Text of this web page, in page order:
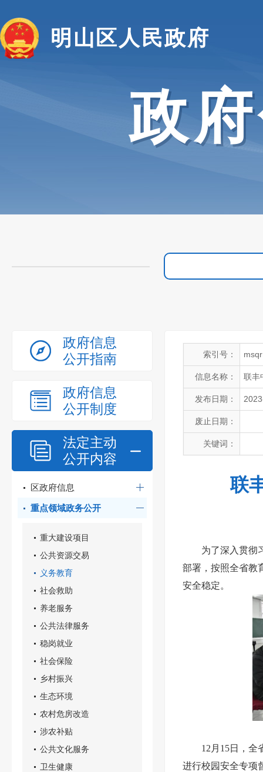
明山区人民政府
政
政府信息
公开指南
政府信息
公开制度
法定主动
公开内容
区政府信息
重点领域政务公开
重大建设项目
公共资源交易
义务教育
社会救助
养老服务
公共法律服务
稳岗就业
社会保险
乡村振兴
生态环境
农村危房改造
涉农补贴
公共文化服务
卫生健康
索引号：
信息名称： 联丰
发布日期：
废止日期：
关键词：
联
为了深入贯彻
部署，按照全省教
安全稳定。
12月15日，全
进行校园安全专项